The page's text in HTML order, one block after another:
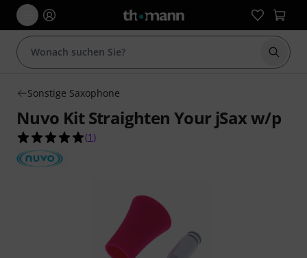
Suche
Sonstige Saxophone
Nuvo Kit Straighten Your jSax w/p
5.0 von 5 Sternen aus 1 Kundenbewertungen
(1 )